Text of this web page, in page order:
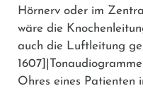
Hörnerv oder im
wäre die
auch die Luftleitung
Ohres eines Patienten